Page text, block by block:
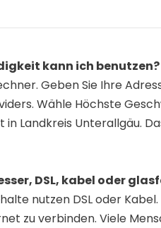
kann ich benutzen?
Geben Sie Ihre
Wähle Höchste
Landkreis Unterallgäu.
DSL, kabel oder
nutzen DSL oder
zu verbinden. Viele